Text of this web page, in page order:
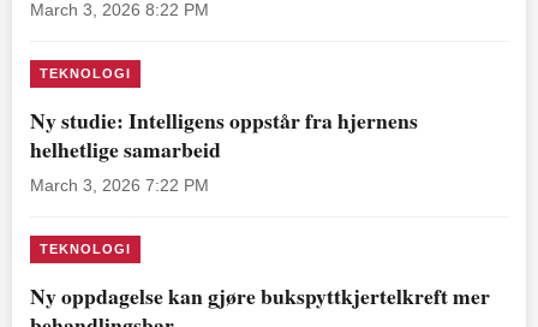
March 3, 2026 8:22 PM
TEKNOLOGI
Ny studie: Intelligens oppstår fra hjernens
helhetlige samarbeid
March 3, 2026 7:22 PM
TEKNOLOGI
Ny oppdagelse kan gjøre bukspyttkjertelkreft mer